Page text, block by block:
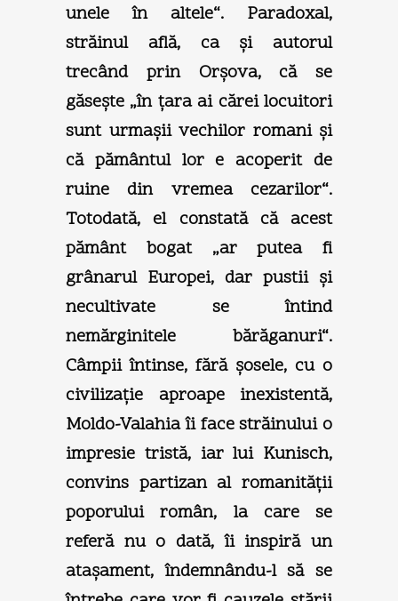
unele în altele“. Paradoxal,
străinul află, ca şi autorul
trecând prin Orşova, că se
găseşte „în ţara ai cărei locuitori
sunt urmaşii vechilor romani şi
că pământul lor e acoperit de
ruine din vremea cezarilor“.
Totodată, el constată că acest
pământ bogat „ar putea fi
grânarul Europei, dar pustii şi
necultivate se întind
nemărginitele bărăganuri“.
Câmpii întinse, fără şosele, cu o
civilizaţie aproape inexistentă,
Moldo-Valahia îi face străinului o
impresie tristă, iar lui Kunisch,
convins partizan al romanităţii
poporului român, la care se
referă nu o dată, îi inspiră un
ataşament, îndemnându-l să se